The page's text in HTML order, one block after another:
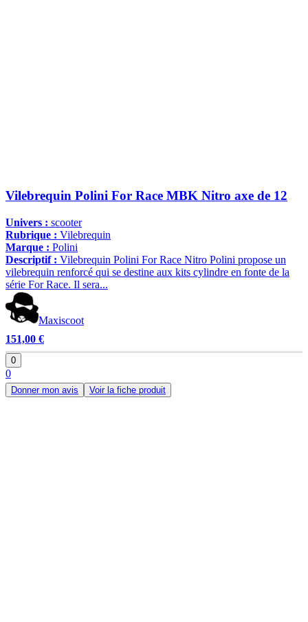
Vilebrequin Polini For Race MBK Nitro axe de 12
Univers : scooter
Rubrique : Vilebrequin
Marque : Polini
Descriptif : Vilebrequin Polini For Race Nitro Polini propose un
vilebrequin renforcé qui se destine aux kits cylindre en fonte de la
série For Race. Il sera...
Maxiscoot
151,00 €
0
0
Donner mon avis Voir la fiche produit